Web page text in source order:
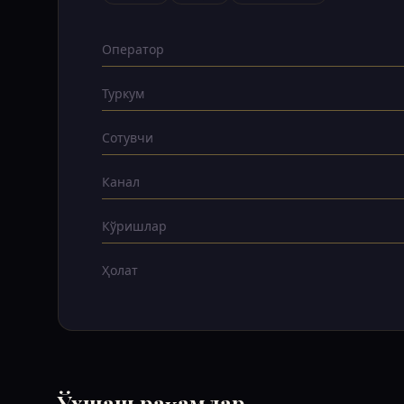
Оператор
Туркум
Сотувчи
Канал
Кўришлар
Ҳолат